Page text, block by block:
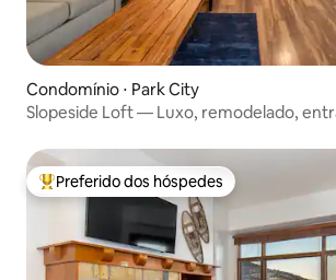
Condomínio ⋅ Park City
Slopeside Loft — Luxo, remodelado,
Entre os melhores preferidos dos
Preferido dos hóspedes